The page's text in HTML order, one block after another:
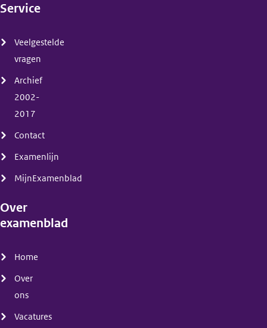
Service
Veelgestelde
vragen
Archief
2002-
2017
Contact
Examenlijn
MijnExamenblad
Over
examenblad
Home
Over
ons
Vacatures